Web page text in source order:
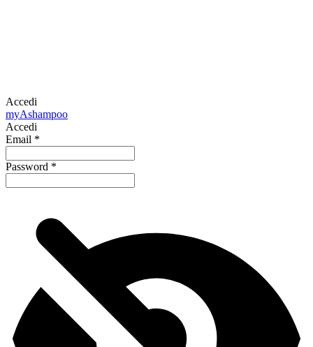
Accedi
myAshampoo
Accedi
Email *
Password *